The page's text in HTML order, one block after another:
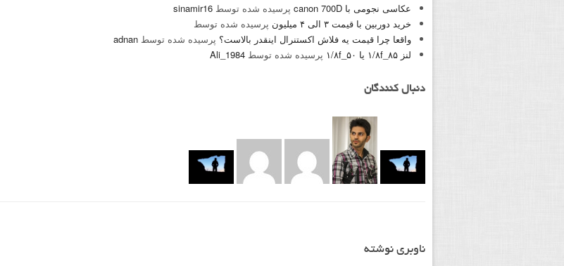
عکاسی نجومی با canon 700D
پرسیده شده توسط sinamir16
خرید دوربین با قیمت ۳ الی ۴ میلیون
پرسیده شده توسط
واقعا چرا قیمت یه فلاش اکستنرال اینقدر بالاست؟ پرسیده شده توسط adnan
لنز ۸۵_۱/۸f یا ۵۰_۱/۸f
پرسیده شده توسط Ali_1984
دنبال کنندگان
ناوبری نوشته